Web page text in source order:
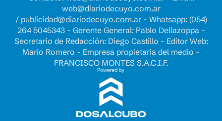
web@diariodecuyo.com.ar
/ publicidad@diariodecuyo.com.ar- Whatsapp: (054)
264 5045343 - Gerente General: Pablo Dellazoppa -
Secretario de Redacción: Diego Castillo - Editor Web:
Mario Romero - Empresa propietaria del medio -
FRANCISCO MONTES S.A.C.I.F.